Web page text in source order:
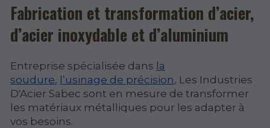
Fabrication et transformation d’acier,
d’acier inoxydable et d’aluminium
Entreprise spécialisée dans la
soudure, l’usinage de précision, Les Industries
D'Acier Sabec sont en mesure de transformer
les matériaux métalliques pour les adapter à
vos besoins.